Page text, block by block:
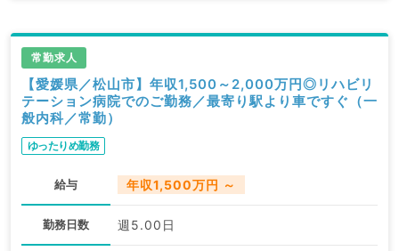
求人内容の詳細等はお気軽にお問合せ下さい。
常勤求人
【愛媛県／松山市】年収1,500～2,000万円◎リハビリ
テーション病院でのご勤務／最寄り駅より車ですぐ（一
般内科／常勤）
ゆったりめ勤務
給与 年収1,500万円 ～
勤務日数 週5.00日